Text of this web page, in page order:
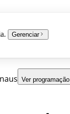
Gerenciar
Ver programação